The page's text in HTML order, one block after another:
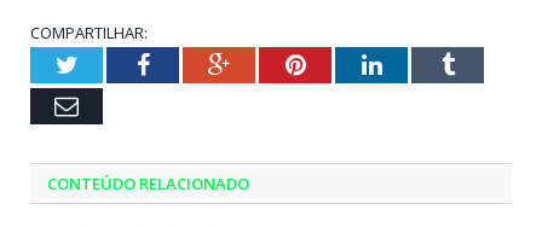
COMPARTILHAR:
TwitterFacebookGoogle+PinterestLinkedInTumblr
Email
CONTEÚDO RELACIONADO